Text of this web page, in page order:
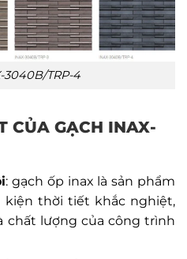
3040B/TRP-4
CỦA GẠCH INAX-
: gạch ốp inax là sản phẩm
kiện thời tiết khắc nghiệt,
chất lượng của công trình